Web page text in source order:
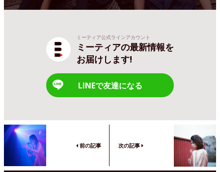
ミーティア公式ラインアカウント
ミーティアの最新情報を
お届けします!
LINEで友達になる
前の記事 次の記事